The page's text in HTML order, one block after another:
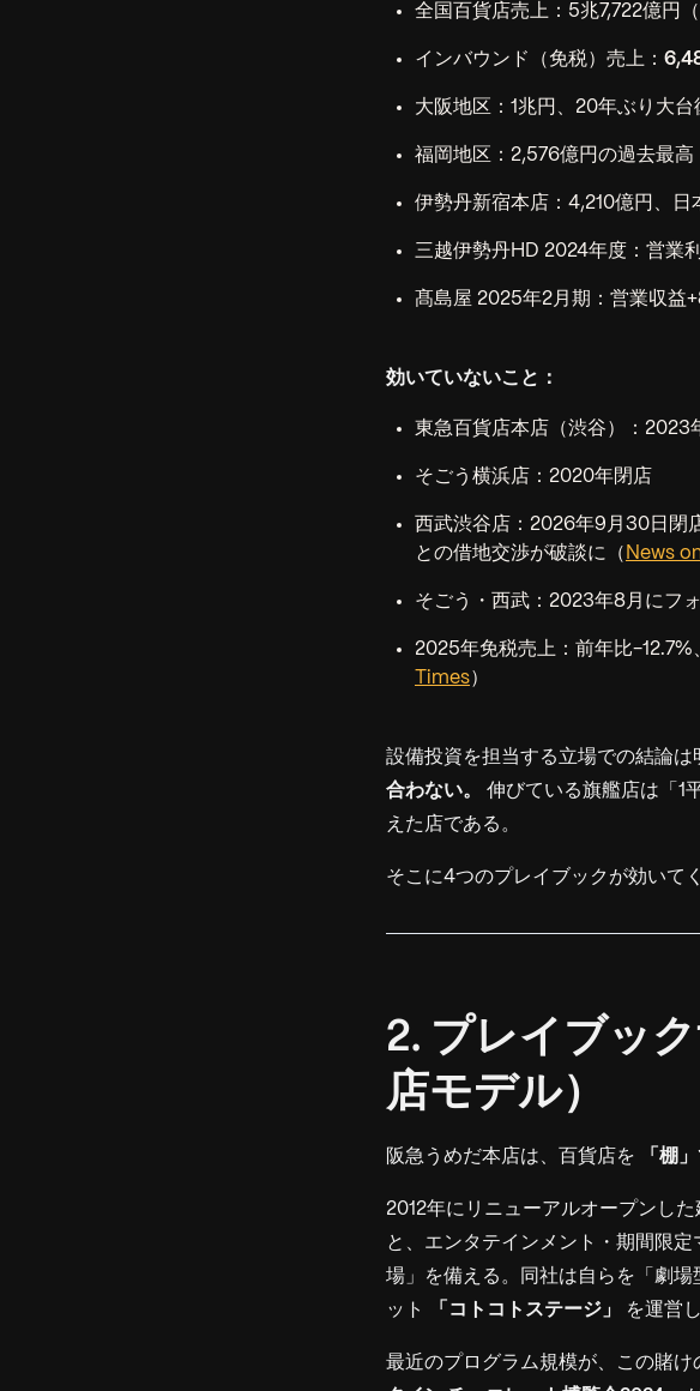
全国百貨店売上：5兆7,722億円
インバウンド（免税）売上：
大阪地区：1兆円、20年ぶり大台
福岡地区：2,576億円の過去最高
伊勢丹新宿本店：4,210億円、日
三越伊勢丹HD 2024年度：営業
髙島屋 2025年2月期：営業収益
効いていないこと：
東急百貨店本店（渋谷）：2023
そごう横浜店：2020年閉店
西武渋谷店：2026年9月30日閉
との借地交渉が破談に（ News
そごう・西武：2023年8月にフ
2025年免税売上：前年比-
Times ）
設備投資を担当する立場での結論は
合わない。
伸びている旗艦店は「1
えた店である。
そこに4つのプレイブックが効いて
2. プレイブッ
店モデル）
阪急うめだ本店は、百貨店を 「棚
2012年にリニューアルオープンし
と、エンタテインメント・期間限
場」を備える。同社は自らを「劇
ット
「コトコトステージ」 を運営
最近のプログラム規模が、この賭